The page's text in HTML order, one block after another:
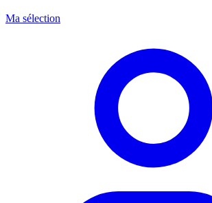
Ma sélection